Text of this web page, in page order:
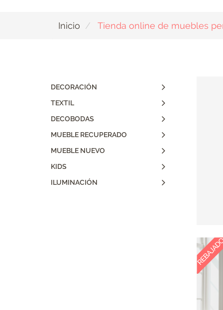
Inicio Tienda online de muebles
DECORACIÓN
TEXTIL
DECOBODAS
MUEBLE RECUPERADO
MUEBLE NUEVO
KIDS
ILUMINACIÓN